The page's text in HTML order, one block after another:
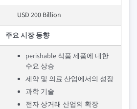
USD 200 Billion
주요 시장 동향
perishable 식품 제품에 대한
수요 상승
제약 및 의료 산업에서의 성장
과학 기술
전자 상거래 산업의 확장